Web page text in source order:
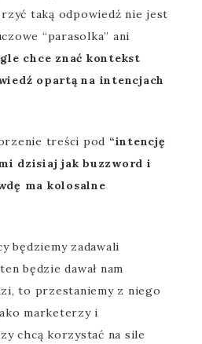
taką odpowiedź nie jest
“parasolka” ani
chce znać kontekst
opartą na intencjach
treści pod “intencję
dzisiaj jak buzzword i
ma kolosalne
będziemy zadawali
będzie dawał nam
to przestaniemy z niego
marketerzy i
chcą korzystać na sile